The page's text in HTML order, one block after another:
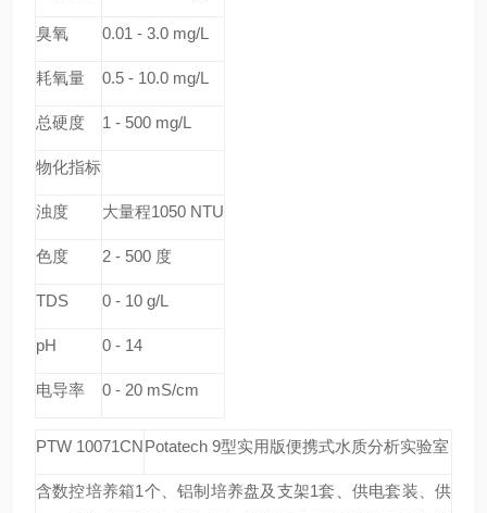
臭氧 0.01 - 3.0 mg/L
耗氧量 0.5 - 10.0 mg/L
总硬度 1 - 500 mg/L
物化指标
浊度 大量程1050 NTU
色度 2 - 500 度
TDS 0 - 10 g/L
pH 0 - 14
电导率 0 - 20 mS/cm
PTW 10071CNPotatech 9型实用版便携式水质分析实验室
含数控培养箱1个、铝制培养盘及支架1套、供电套装、供